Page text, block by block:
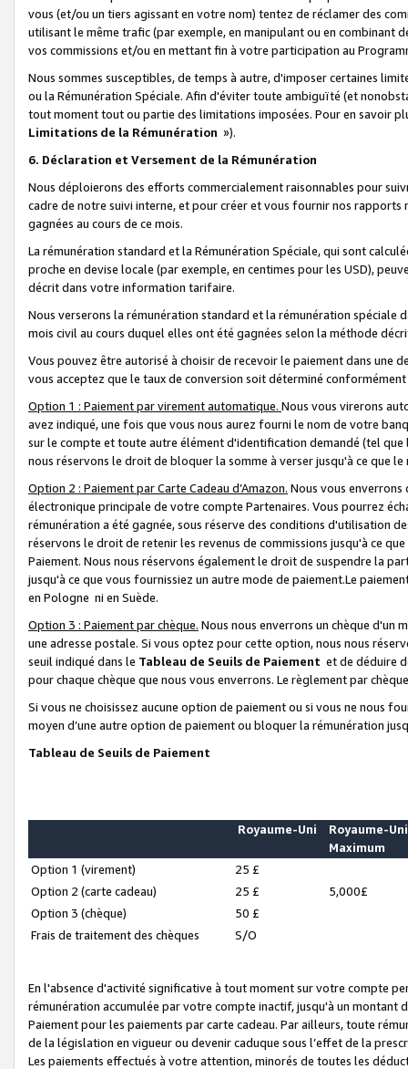
vous (et/ou un tiers agissant en votre nom) tentez de réclamer des
utilisant le même trafic (par exemple, en manipulant ou en combinant
vos commissions et/ou en mettant fin à votre participation au
Nous sommes susceptibles, de temps à autre, d'imposer certaines
ou la Rémunération Spéciale. Afin d'éviter toute ambiguïté (et
tout moment tout ou partie des limitations imposées. Pour en savoir
Limitations de la Rémunération »).
6. Déclaration et Versement de la Rémunération
Nous déploierons des efforts commercialement raisonnables pour
cadre de notre suivi interne, et pour créer et vous fournir nos
gagnées au cours de ce mois.
La rémunération standard et la Rémunération Spéciale, qui sont
proche en devise locale (par exemple, en centimes pour les USD),
décrit dans votre information tarifaire.
Nous verserons la rémunération standard et la rémunération spéciale
mois civil au cours duquel elles ont été gagnées selon la méthode
Vous pouvez être autorisé à choisir de recevoir le paiement dans une
vous acceptez que le taux de conversion soit déterminé
Option 1 : Paiement par virement automatique. Nous vous virerons
avez indiqué, une fois que vous nous aurez fourni le nom de votre
sur le compte et toute autre élément d'identification demandé (tel que
nous réservons le droit de bloquer la somme à verser jusqu'à ce que
Option 2 : Paiement par Carte Cadeau d’Amazon. Nous vous
électronique principale de votre compte Partenaires. Vous pourrez
rémunération a été gagnée, sous réserve des conditions d'utilisation
réservons le droit de retenir les revenus de commissions jusqu'à ce
Paiement. Nous nous réservons également le droit de suspendre la
jusqu'à ce que vous fournissiez un autre mode de paiement.Le
en Pologne ni en Suède.
Option 3 : Paiement par chèque. Nous nous enverrons un chèque d'un
une adresse postale. Si vous optez pour cette option, nous nous
seuil indiqué dans le Tableau de Seuils de Paiement et de déduire
pour chaque chèque que nous vous enverrons. Le règlement par
Si vous ne choisissez aucune option de paiement ou si vous ne nous
moyen d’une autre option de paiement ou bloquer la rémunération
Tableau de Seuils de Paiement
Royaume-Uni
Royaume-Uni
Maximum
Option 1 (virement)
25 £
Option 2 (carte cadeau)
25 £
5,000£
Option 3 (chèque)
50 £
Frais de traitement des chèques
S/O
En l'absence d'activité significative à tout moment sur votre compte
rémunération accumulée par votre compte inactif, jusqu'à un montant
Paiement pour les paiements par carte cadeau. Par ailleurs, toute
de la législation en vigueur ou devenir caduque sous l’effet de la
Les paiements effectués à votre attention, minorés de toutes les